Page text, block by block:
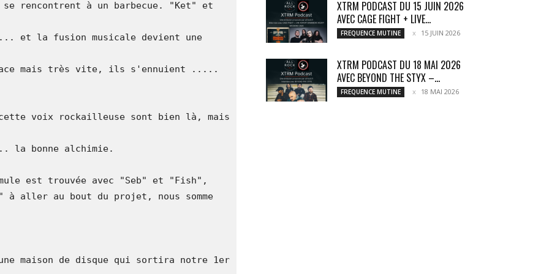
rencontrent à un barbecue. "Ket" et
et la fusion musicale devient une
mais très vite, ils s'ennuient .....
voix rockailleuse sont bien là, mais
la bonne alchimie.
est trouvée avec "Seb" et "Fish",
à aller au bout du projet, nous somme
maison de disque qui sortira notre 1er
XTRM PODCAST DU 15 JUIN 2026
AVEC CAGE FIGHT + LIVE...
FREQUENCE MUTINE 15 JUIN 2026
XTRM PODCAST DU 18 MAI 2026
AVEC BEYOND THE STYX –...
FREQUENCE MUTINE 18 MAI 2026